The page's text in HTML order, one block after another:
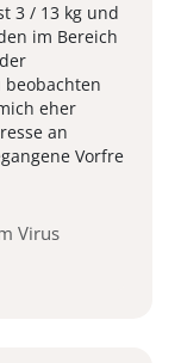
3 / 13 kg und
im Bereich
beobachten
eher
an
Vorfre
Virus